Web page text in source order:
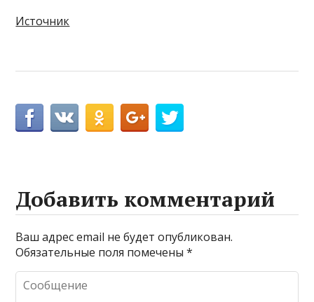
Источник
Добавить комментарий
Ваш адрес email не будет опубликован.
Обязательные поля помечены*